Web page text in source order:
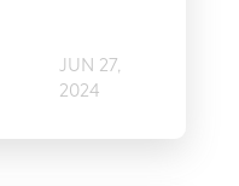
JUN 27,
2024